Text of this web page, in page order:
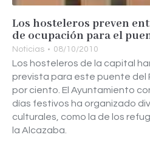
Los hosteleros preven
de ocupación para el
Noticias 08/10/2010
Los hosteleros de la capital
prevista para este puente del
por ciento. El Ayuntamiento
días festivos ha organizado
culturales, como la de los
la Alcazaba.